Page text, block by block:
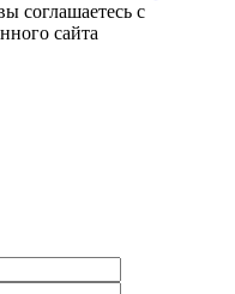
соглашаетесь с
сайта